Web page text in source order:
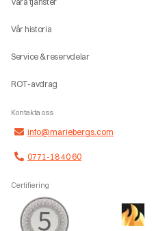
Vår historia
Service & reservdelar
ROT-avdrag
Kontakta oss
info@mariebergs.com
0771-18 40 60
Certifiering